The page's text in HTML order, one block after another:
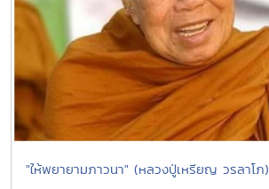
"ให้พยายามภาวนา" (หลวงปู่เหรียญ วรลาโภ)